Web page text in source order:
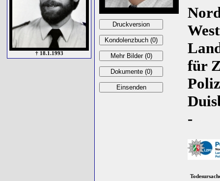
† 18.1.1993
für
-